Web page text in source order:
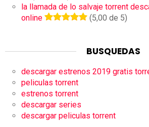
la llamada de lo salvaje torrent
online
(5,00 de 5)
BUSQUEDAS
descargar estrenos 2019 gratis
peliculas torrent
estrenos torrent
descargar series
descargar peliculas torrent